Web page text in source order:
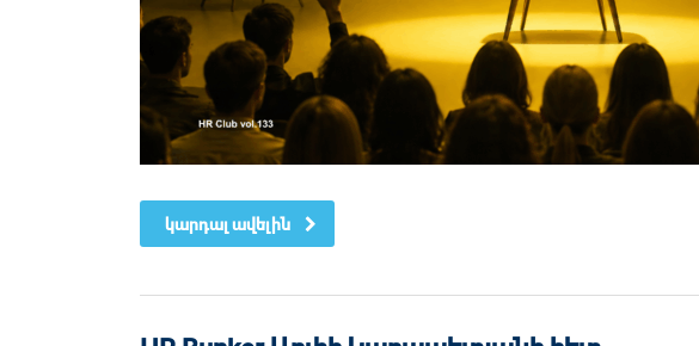
կարդալ ավելին